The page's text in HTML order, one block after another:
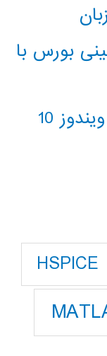
بورس با
HSPICE